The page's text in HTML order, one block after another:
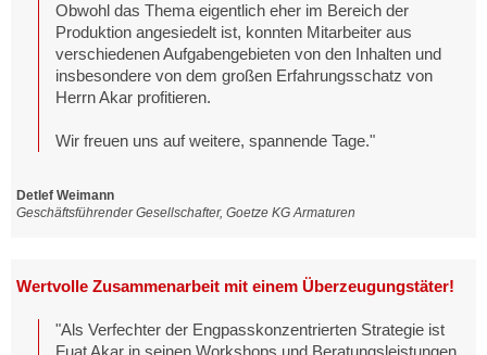
Obwohl das Thema eigentlich eher im Bereich der
Produktion angesiedelt ist, konnten Mitarbeiter aus
verschiedenen Aufgabengebieten von den Inhalten und
insbesondere von dem großen Erfahrungsschatz von
Herrn Akar profitieren.
Wir freuen uns auf weitere, spannende Tage."
Detlef Weimann
Geschäftsführender Gesellschafter, Goetze KG Armaturen
Wertvolle Zusammenarbeit mit einem Überzeugungstäter!
"Als Verfechter der Engpasskonzentrierten Strategie ist